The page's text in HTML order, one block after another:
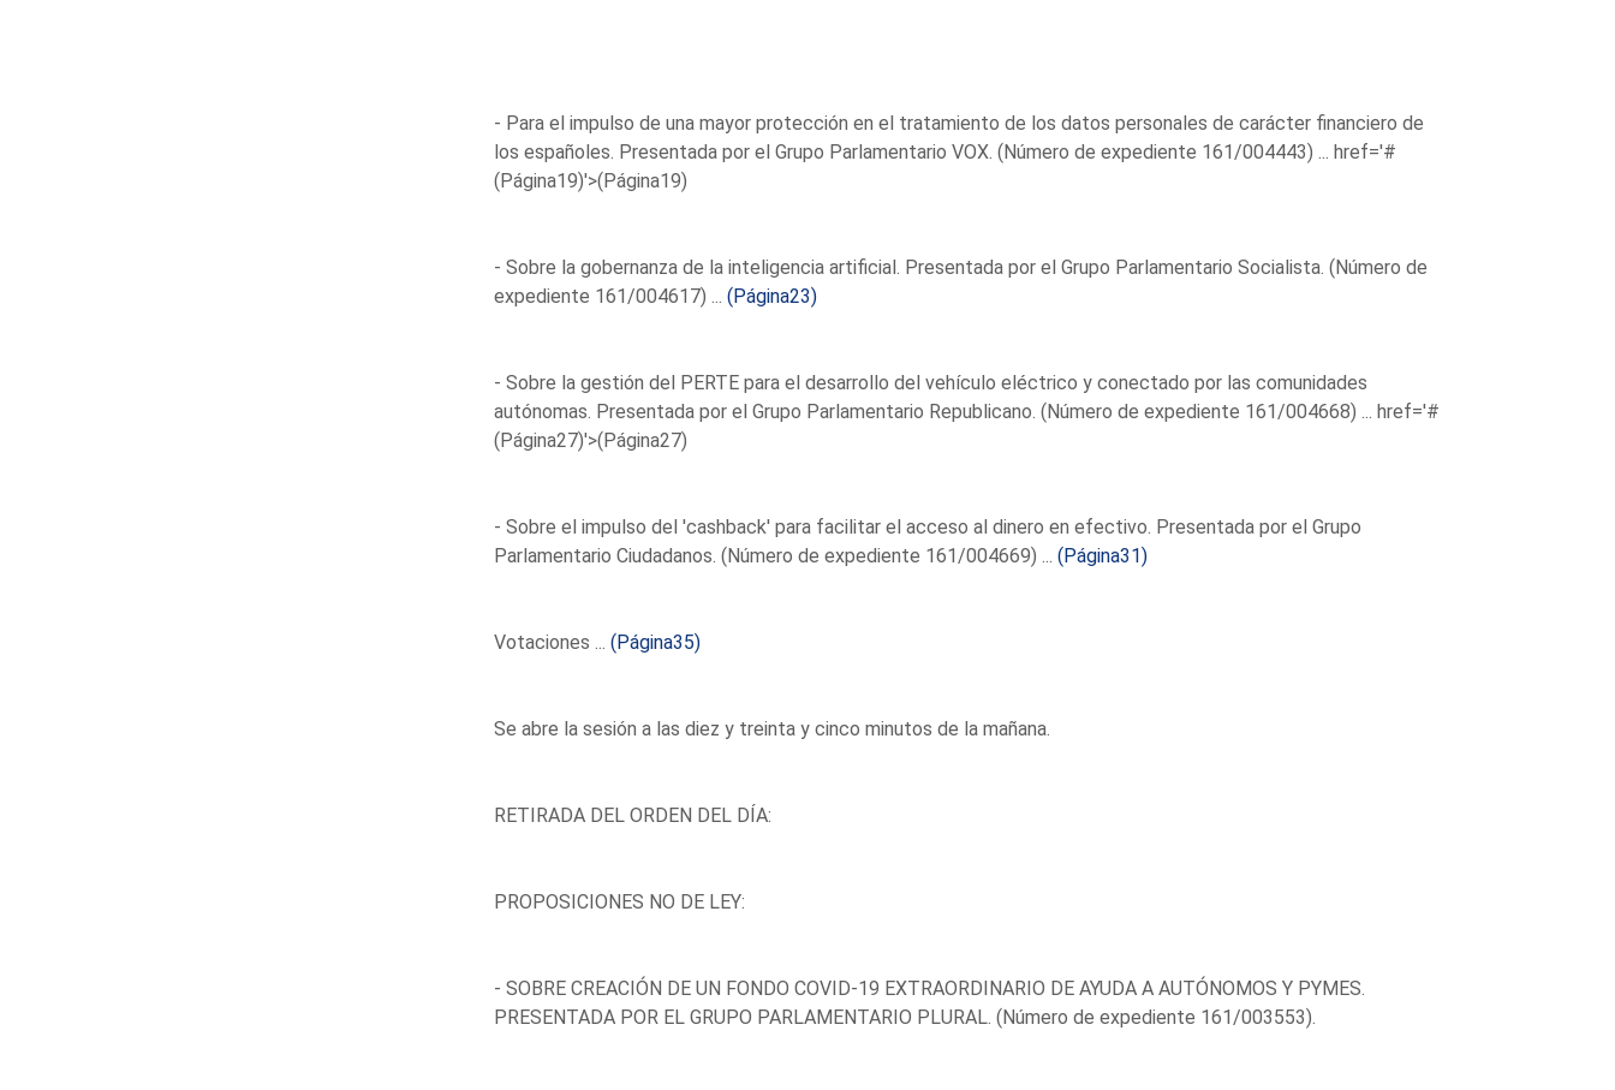
- Para el impulso de una mayor protección en el tratamiento de los datos personales de carácter financiero de
los españoles. Presentada por el Grupo Parlamentario VOX. (Número de expediente 161/004443) ... href='#
(Página19)'>(Página19)
- Sobre la gobernanza de la inteligencia artificial. Presentada por el Grupo Parlamentario Socialista. (Número de
expediente 161/004617) ... (Página23)
- Sobre la gestión del PERTE para el desarrollo del vehículo eléctrico y conectado por las comunidades
autónomas. Presentada por el Grupo Parlamentario Republicano. (Número de expediente 161/004668) ... href='#
(Página27)'>(Página27)
- Sobre el impulso del 'cashback' para facilitar el acceso al dinero en efectivo. Presentada por el Grupo
Parlamentario Ciudadanos. (Número de expediente 161/004669) ... (Página31)
Votaciones ... (Página35)
Se abre la sesión a las diez y treinta y cinco minutos de la mañana.
RETIRADA DEL ORDEN DEL DÍA:
PROPOSICIONES NO DE LEY:
- SOBRE CREACIÓN DE UN FONDO COVID-19 EXTRAORDINARIO DE AYUDA A AUTÓNOMOS Y PYMES.
PRESENTADA POR EL GRUPO PARLAMENTARIO PLURAL. (Número de expediente 161/003553).